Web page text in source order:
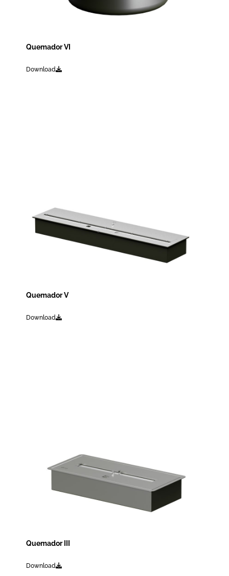
Quemador VI
Download
Quemador V
Download
Quemador III
Download